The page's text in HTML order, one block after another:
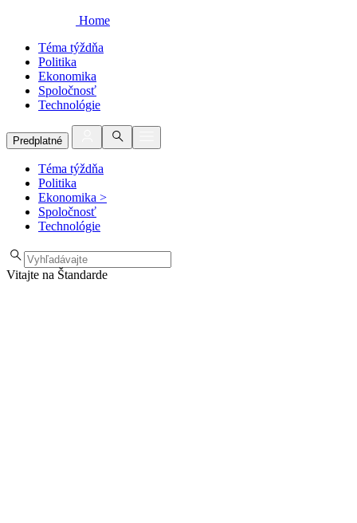
Home
Téma týždňa
Politika
Ekonomika
Spoločnosť
Technológie
Predplatné
Téma týždňa
Politika
Ekonomika >
Spoločnosť
Technológie
Vitajte na Štandarde